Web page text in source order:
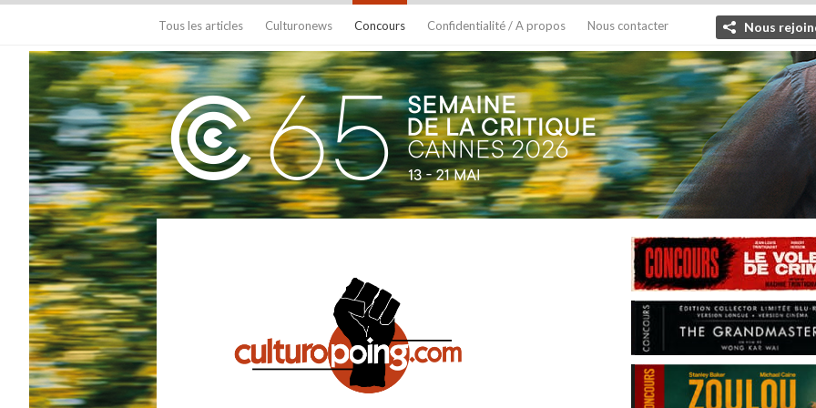
Tous les articles Culturonews Concours Confidentialité / A propos Nous contacter Nous